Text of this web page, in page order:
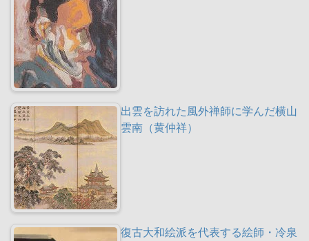
出雲を訪れた風外禅師に学んだ横山
雲南（黄仲祥）
復古大和絵派を代表する絵師・冷泉